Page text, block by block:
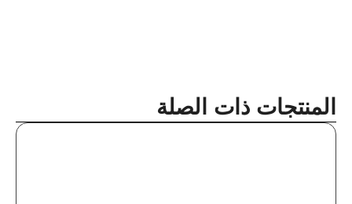
المنتجات ذات الصلة